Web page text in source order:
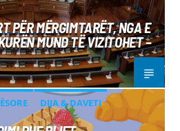
PËR MËRGIMTARËT, NGA E
MUND TË VIZITOHET –
DIJA & DAVETI